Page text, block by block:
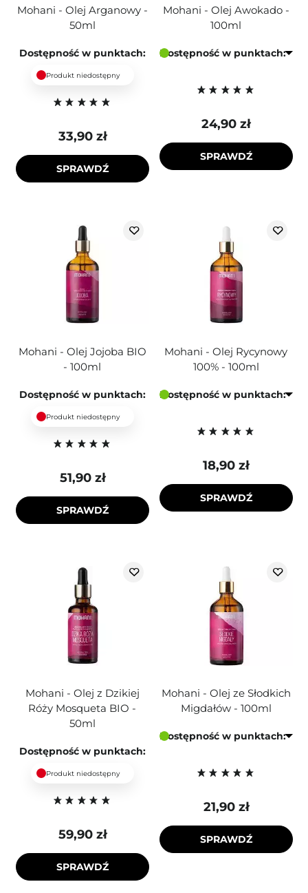
Mohani - Olej Arganowy -
50ml
Dostępność w punktach:
Produkt niedostępny
33,90 zł
SPRAWDŹ
Mohani - Olej Awokado -
100ml
Dostępność w punktach:
24,90 zł
SPRAWDŹ
Mohani - Olej Jojoba BIO
- 100ml
Dostępność w punktach:
Produkt niedostępny
51,90 zł
SPRAWDŹ
Mohani - Olej Rycynowy
100% - 100ml
Dostępność w punktach:
18,90 zł
SPRAWDŹ
Mohani - Olej z Dzikiej
Róży Mosqueta BIO -
50ml
Dostępność w punktach:
Produkt niedostępny
59,90 zł
SPRAWDŹ
Mohani - Olej ze Słodkich
Migdałów - 100ml
Dostępność w punktach:
21,90 zł
SPRAWDŹ